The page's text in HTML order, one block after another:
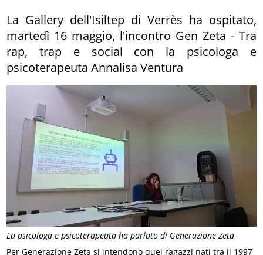
La psicologa e psicoterapeuta ha parlato di Generazione Zeta
La Gallery dell'Isiltep di Verrès ha ospitato,
martedì 16 maggio, l'incontro Gen Zeta - Tra
rap, trap e social con la psicologa e
psicoterapeuta Annalisa Ventura
Per Generazione Zeta si intendono quei ragazzi nati tra il 1997